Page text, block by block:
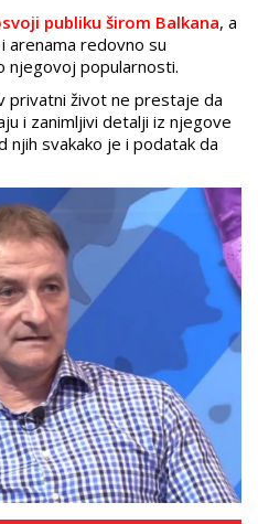
publiku širom Balkana, a
arenama redovno su
njegovoj popularnosti.
privatni život ne prestaje da
i zanimljivi detalji iz njegove
njih svakako je i podatak da